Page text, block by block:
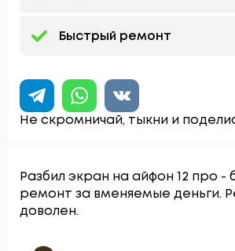
Быстрый ремонт
Не скромничай, тыкни и
Разбил экран на айфон 12 про -
ремонт за вменяемые деньги.
доволен.